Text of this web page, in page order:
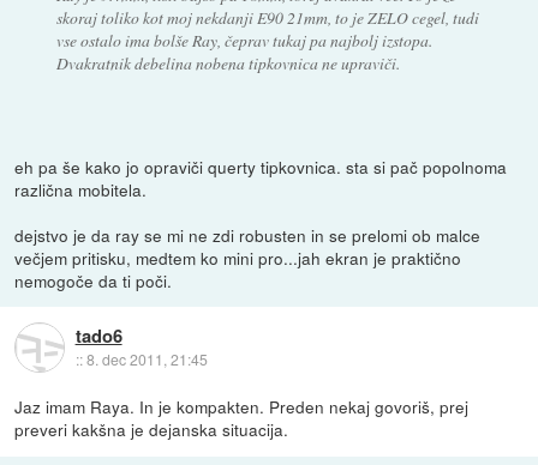
skoraj toliko kot moj nekdanji E90 21mm, to je ZELO cegel, tudi
vse ostalo ima bolše Ray, čeprav tukaj pa najbolj izstopa.
Dvakratnik debelina nobena tipkovnica ne upraviči.
eh pa še kako jo opraviči querty tipkovnica. sta si pač popolnoma
različna mobitela.
dejstvo je da ray se mi ne zdi robusten in se prelomi ob malce
večjem pritisku, medtem ko mini pro...jah ekran je praktično
nemogoče da ti poči.
tado6
::8. dec 2011, 21:45
Jaz imam Raya. In je kompakten. Preden nekaj govoriš, prej
preveri kakšna je dejanska situacija.